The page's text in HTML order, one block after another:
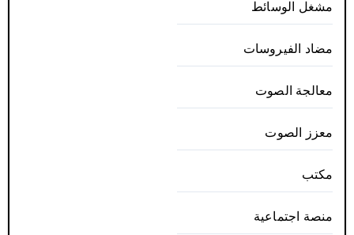
مشغل الوسائط
مضاد الفيروسات
معالجة الصوت
معزز الصوت
مكتب
منصة اجتماعية